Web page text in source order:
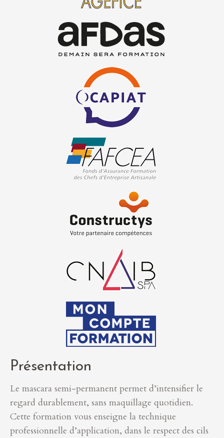
Présentation
Le mascara semi-permanent permet d’intensifier le
regard durablement, sans maquillage quotidien.
Cette formation vous enseigne la technique
professionnelle d’application, dans le respect des cils